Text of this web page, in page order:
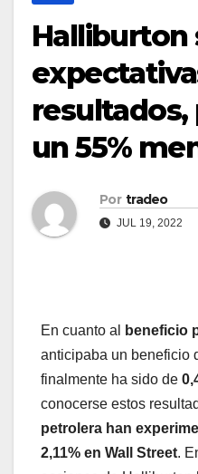
Halliburton
resultados,
un 55%
Por tradeo
JUL 19, 2022
En cuanto al beneficio
anticipaba un beneficio
finalmente ha sido de
conocerse estos
petrolera han
2,11% en Wall Street.